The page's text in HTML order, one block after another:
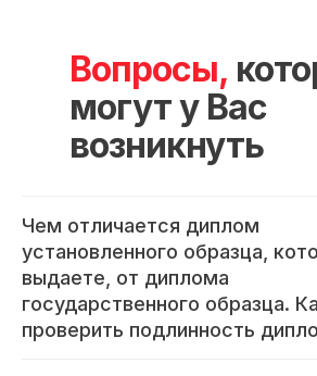
Вопросы,
могут у Вас
возникнуть
Чем отличается диплом
установленного образца,
выдаете, от диплома
государственного образца.
проверить подлинность